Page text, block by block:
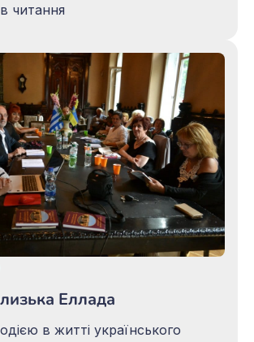
любові та ніжності, сповнені
своїм найріднішим
красуню,
читання
Еллада
в житті українського